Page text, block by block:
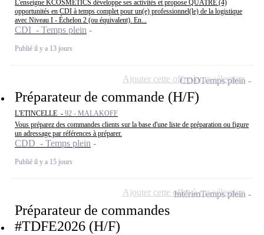
L'enseigne KCOSMETICS développe ses activités et propose QUATRE (4)
opportunités en CDI à temps complet pour un(e) professionnel(le) de la logistique
avec Niveau I - Échelon 2 (ou équivalent). En...
CDI - Temps plein
Publié il y a 13 jours
Préparateur de commande (H/F)
L'ETINCELLE - 92 - MALAKOFF
Vous préparez des commandes clients sur la base d'une liste de préparation ou figure
un adressage par références à préparer.
CDD - Temps plein
Publié il y a 15 jours
CDDTemps plein
Ajouter cette offre à ma sélection
Préparateur de commandes
#TDFE2026 (H/F)
IntérimTemps plein
Ajouter cette offre à ma sélection